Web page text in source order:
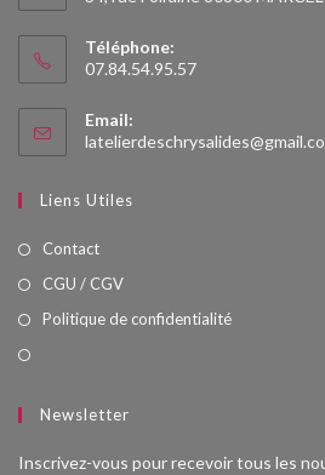
Téléphone:
07.84.54.95.57
Email:
Liens Utiles
Contact
CGU / CGV
Politique de confidentialité
Newsletter
Inscrivez-vous pour recevoir tous les